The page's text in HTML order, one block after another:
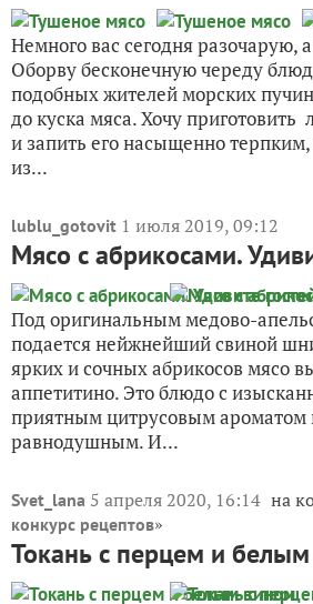
Немного вас сегодня разочарую,
Оборву бесконечную череду
подобных жителей морских
до куска мяса. Хочу
и запить его насыщенно
из...
lublu_gotovit 1 июля 2019, 09:12
Мясо с абрикосами.
Под оригинальным медово-
подается нейжнейший свиной
ярких и сочных абрикосов мясо
аппетитино. Это блюдо с
приятным цитрусовым ароматом
равнодушным. И...
Svet_lana 5 апреля 2020, 16:14 на
конкурс рецептов»
Токань с перцем и